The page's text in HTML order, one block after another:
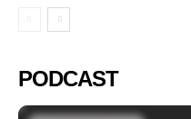
PODCAST